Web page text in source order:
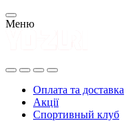
Меню
Оплата та доставка
Акції
Спортивный клуб